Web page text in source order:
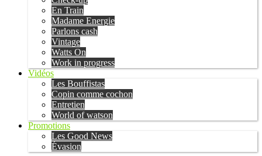
En Train
Madame Energie
Parlons cash
Vintage
Watts On
Work in progress
Vidéos
Les Bouffistas
Copin comme cochon
Entretien
World of watson
Promotions
Les Good News
Évasion